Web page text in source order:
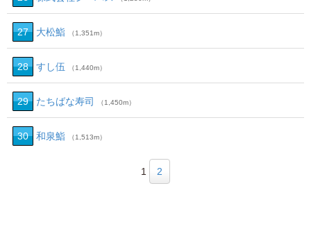
27 大松鮨 （1,351m）
28 すし伍 （1,440m）
29 たちばな寿司 （1,450m）
30 和泉鮨 （1,513m）
1 2